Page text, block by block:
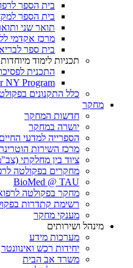
בית הספר
בית הספר
תואר שני
מרכז אקדמי
בית ספר
תכניות לימוד מיוחדות
התכנית
NY Program
כלל התקנונים
מחקר
חדשות המחקר
יושרה במחקר
הספרייה למדעי החיים
מרכז השירות
ציוד בין מחלקתי
מחקרים בפקולטה
BioMed @ TAU
מחקר בפקולטה
רשימת קתדרות
מענקי מחקר
מינהל ושירותים
מערכות מידע
יחידות רכש ואינוונטר
משרד אב הבית